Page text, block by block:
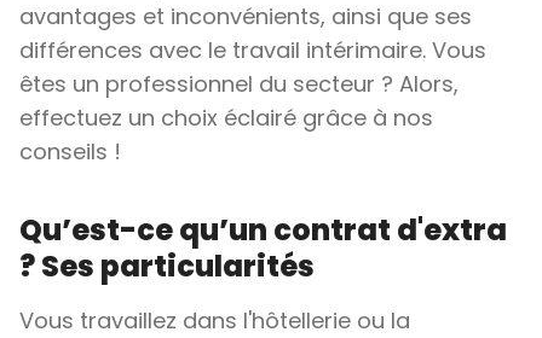
avantages et inconvénients, ainsi que ses
différences avec le travail intérimaire. Vous
êtes un professionnel du secteur ? Alors,
effectuez un choix éclairé grâce à nos
conseils !
Qu’est-ce qu’un contrat d'extra
? Ses particularités
Vous travaillez dans l'hôtellerie ou la